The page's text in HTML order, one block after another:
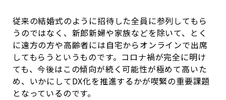
従来の結婚式のように招待した全員に参列してもら
うのではなく、新郎新婦や家族などを除いて、とく
に遠方の方や高齢者には自宅からオンラインで出席
してもらうというものです。コロナ禍が完全に明け
ても、今後はこの傾向が続く可能性が極めて高いた
め、いかにしてDX化を推進するかが喫緊の重要課題
となっているのです。